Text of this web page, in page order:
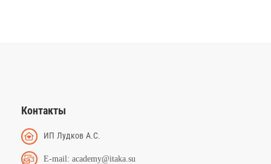
Контакты
ИП Лудков А.С.
E-mail: academy@itaka.su